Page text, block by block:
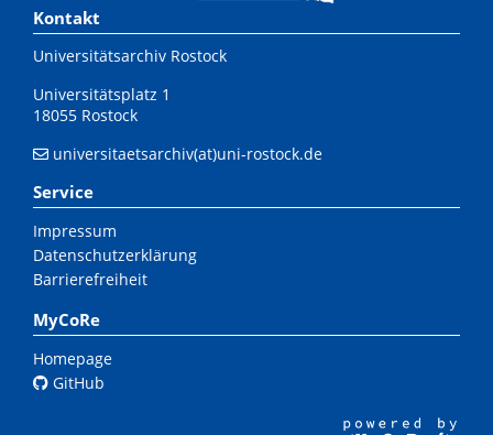
Kontakt
Universitätsarchiv Rostock
Universitätsplatz 1
18055 Rostock
universitaetsarchiv(at)uni-rostock.de
Service
Impressum
Datenschutzerklärung
Barrierefreiheit
MyCoRe
Homepage
GitHub